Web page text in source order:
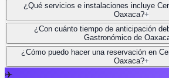
¿Qué servicios e instalaciones incluye
Oaxaca?+
¿Con cuánto tiempo de anticipación
Gastronómico de
¿Cómo puedo hacer una reservación en
Oaxaca?+
✈️